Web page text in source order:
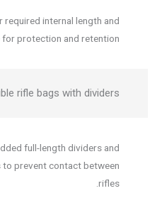
required internal length and
protection and retention.
rifle bags with dividers?
full-length dividers and
prevent contact between
rifles.